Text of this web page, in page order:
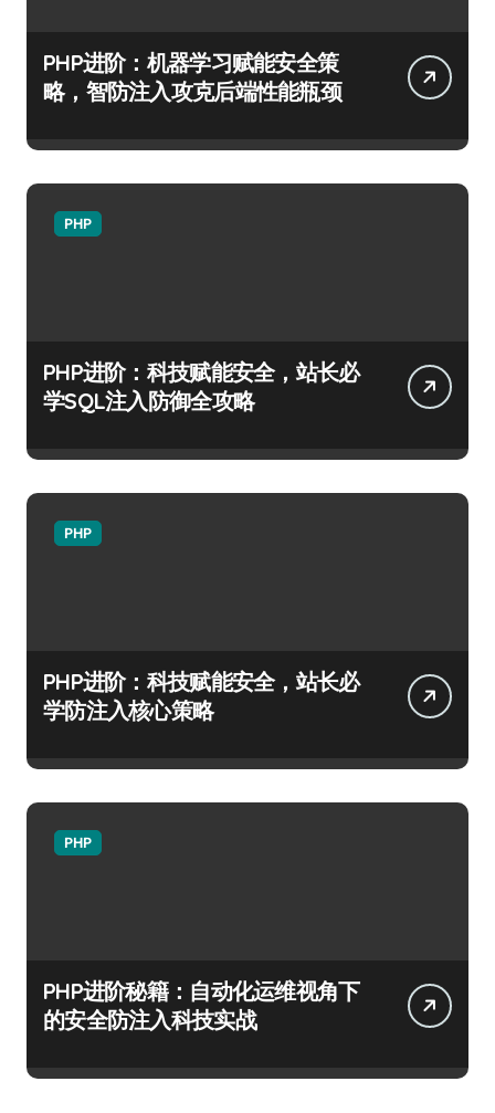
PHP进阶：机器学习赋能安全策
略，智防注入攻克后端性能瓶颈
PHP
PHP进阶：科技赋能安全，站长必
学SQL注入防御全攻略
PHP
PHP进阶：科技赋能安全，站长必
学防注入核心策略
PHP
PHP进阶秘籍：自动化运维视角下
的安全防注入科技实战